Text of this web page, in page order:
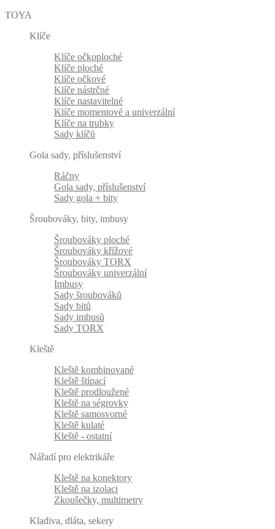
TOYA
Klíče
Klíče očkoploché
Klíče ploché
Klíče očkové
Klíče nástrčné
Klíče nastavitelné
Klíče momentové a univerzální
Klíče na trubky
Sady klíčů
Gola sady, příslušenství
Ráčny
Gola sady, příslušenství
Sady gola + bity
Šroubováky, bity, imbusy
Šroubováky ploché
Šroubováky křížové
Šroubováky TORX
Šroubováky univerzální
Imbusy
Sady šroubováků
Sady bitů
Sady imbusů
Sady TORX
Kleště
Kleště kombinované
Kleště štípací
Kleště prodloužené
Kleště na ségrovky
Kleště samosvorné
Kleště kulaté
Kleště - ostatní
Nářadí pro elektrikáře
Kleště na konektory
Kleště na izolaci
Zkoušečky, multimetry
Kladiva, dláta, sekery